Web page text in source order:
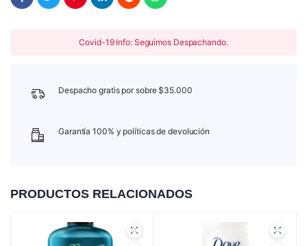
Covid-19 Info: Seguimos Despachando.
Despacho gratis por sobre $35.000
Garantía 100% y políticas de devolución
PRODUCTOS RELACIONADOS